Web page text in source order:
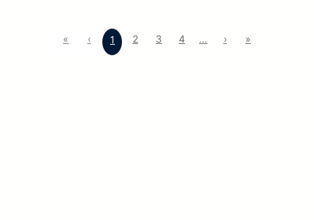
« ‹ 1 2 3 4 … › »